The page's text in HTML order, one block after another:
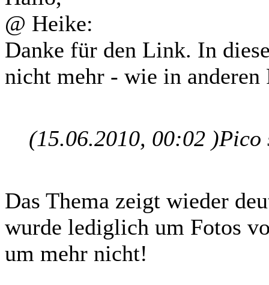
@ Heike:
Danke für den Link. In
nicht mehr - wie in anderen
(15.06.2010, 00:02 )
Das Thema zeigt wieder
wurde lediglich um Fotos
um mehr nicht!